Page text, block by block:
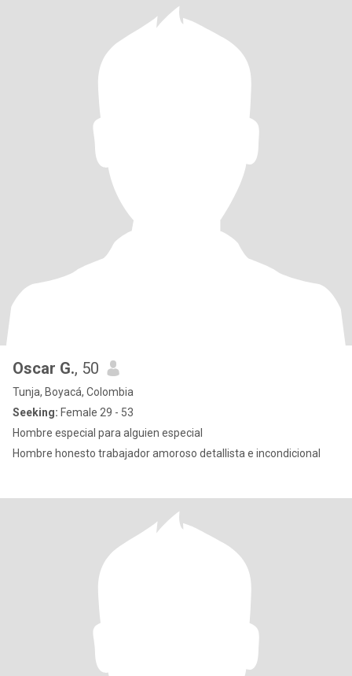
Oscar G., 50
Tunja, Boyacá, Colombia
Seeking: Female 29 - 53
Hombre especial para alguien especial
Hombre honesto trabajador amoroso detallista e incondicional